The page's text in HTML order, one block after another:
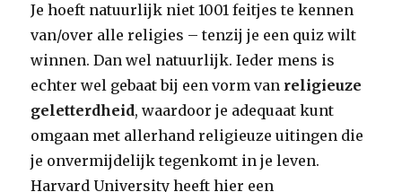
Je hoeft natuurlijk niet 1001 feitjes te kennen
van/over alle religies – tenzij je een quiz wilt
winnen. Dan wel natuurlijk. Ieder mens is
echter wel gebaat bij een vorm van religieuze
geletterdheid, waardoor je adequaat kunt
omgaan met allerhand religieuze uitingen die
je onvermijdelijk tegenkomt in je leven.
Harvard University heeft hier een